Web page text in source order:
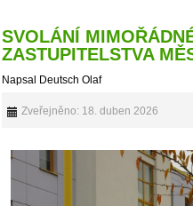
SVOLÁNÍ
ZASTUPITELSTVA
Napsal Deutsch Olaf
Zveřejněno: 18. duben 2026